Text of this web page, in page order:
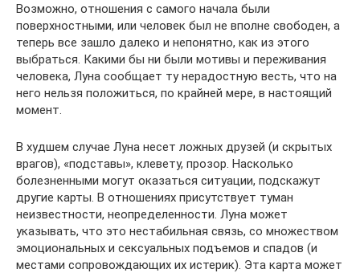
Возможно, отношения с самого начала были
поверхностными, или человек был не вполне свободен, а
теперь все зашло далеко и непонятно, как из этого
выбраться. Какими бы ни были мотивы и переживания
человека, Луна сообщает ту нерадостную весть, что на
него нельзя положиться, по крайней мере, в настоящий
момент.
В худшем случае Луна несет ложных друзей (и скрытых
врагов), «подставы», клевету, прозор. Насколько
болезненными могут оказаться ситуации, подскажут
другие карты. В отношениях присутствует туман
неизвестности, неопределенности. Луна может
указывать, что это нестабильная связь, со множеством
эмоциональных и сексуальных подъемов и спадов (и
местами сопровождающих их истерик). Эта карта может